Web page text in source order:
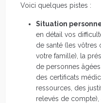
Voici quelques pistes :
Situation
en détail vos
de santé (les
votre famille), la
de personnes
des certificats
ressources, des
relevés de compte),